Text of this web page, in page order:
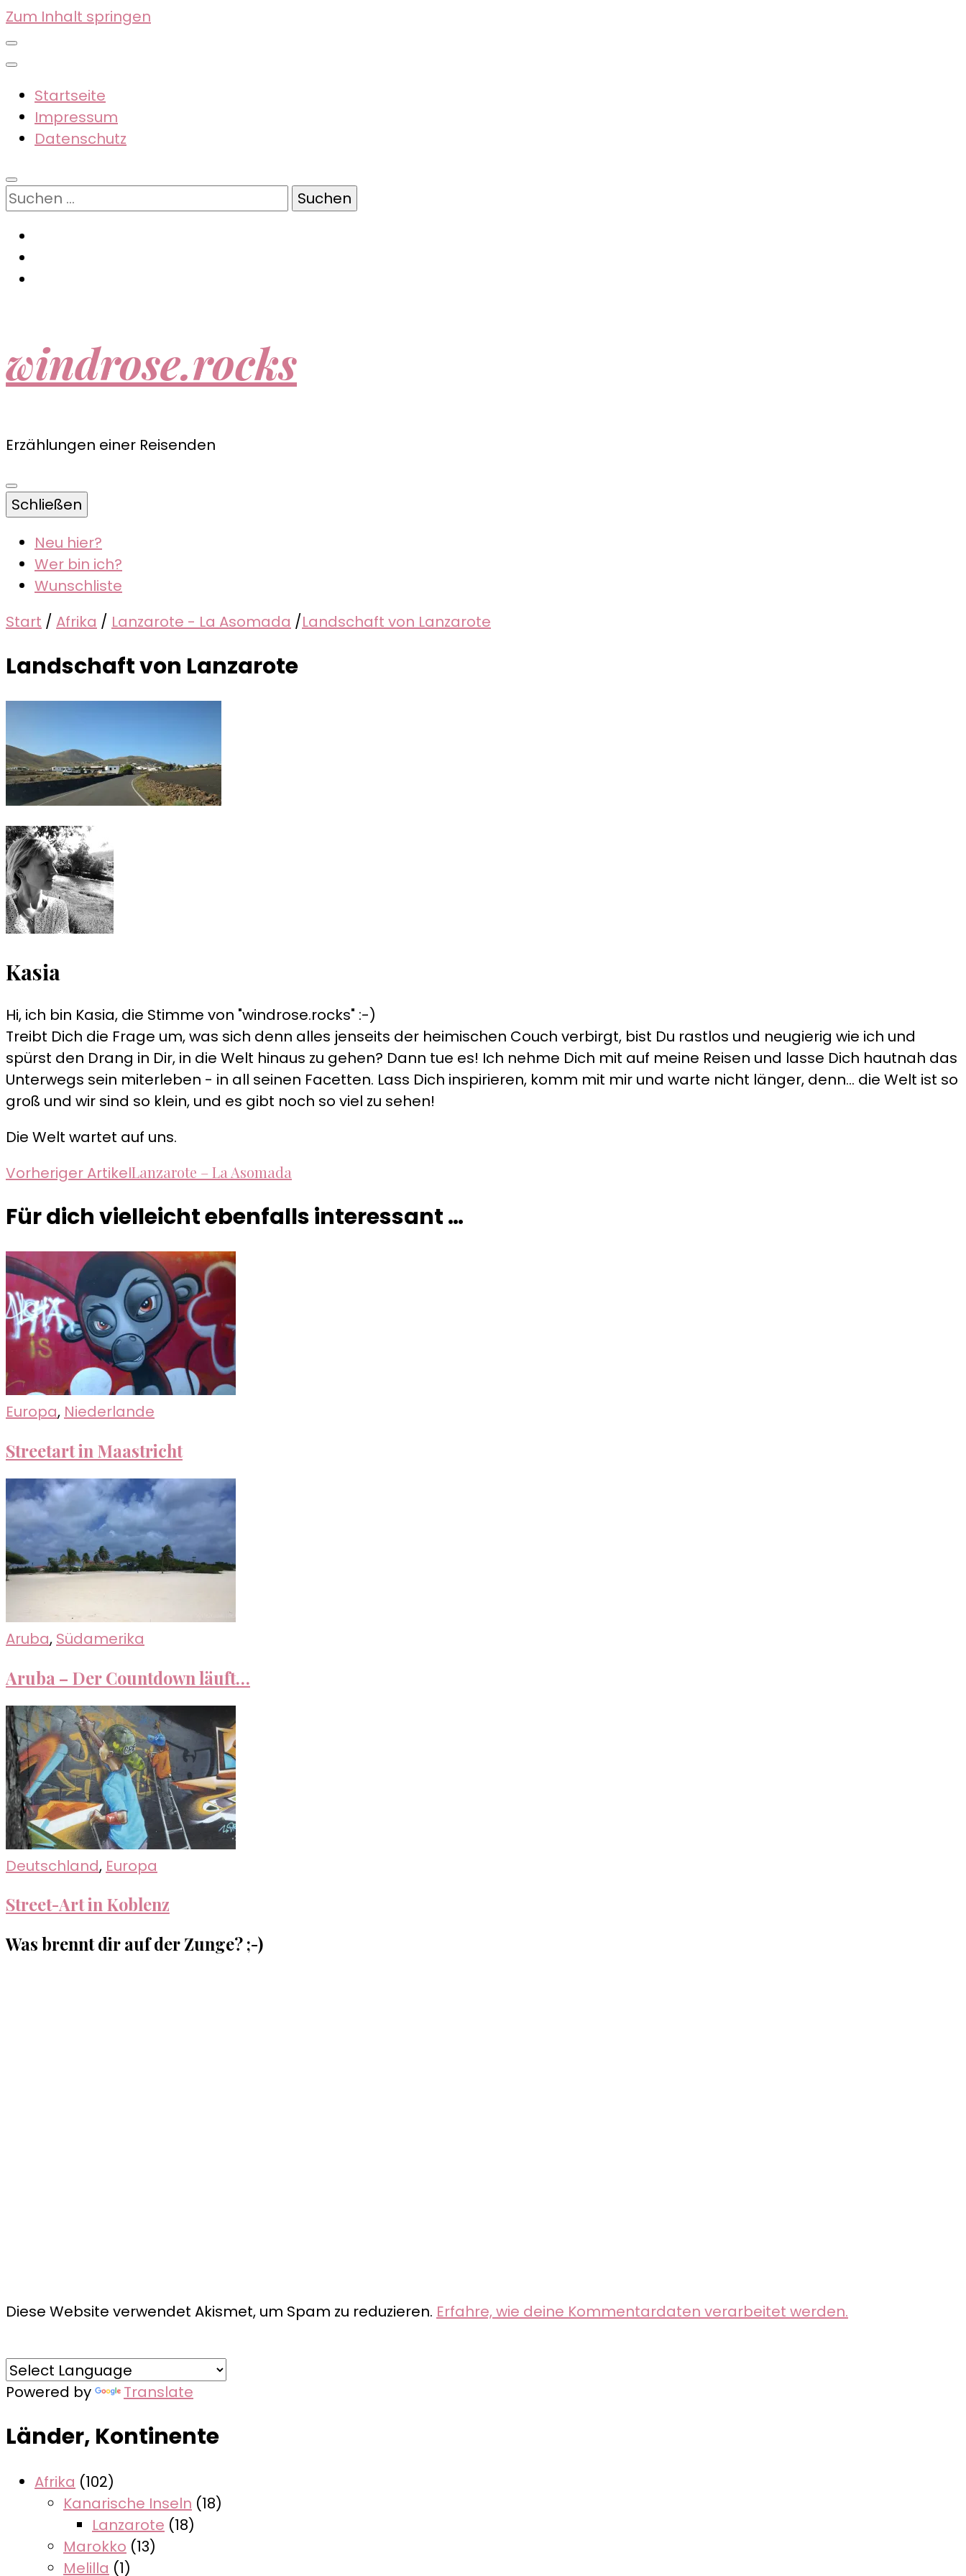
Zum Inhalt springen
Startseite
Impressum
Datenschutz
Suchen
nach:
windrose.rocks
Erzählungen einer Reisenden
Schließen
Neu hier?
Wer bin ich?
Wunschliste
Start / Afrika / Lanzarote - La Asomada /Landschaft von Lanzarote
Landschaft von Lanzarote
Kasia
Hi, ich bin Kasia, die Stimme von "windrose.rocks" :-)
Treibt Dich die Frage um, was sich denn alles jenseits der heimischen Couch verbirgt, bist Du rastlos und neugierig wie ich und
spürst den Drang in Dir, in die Welt hinaus zu gehen? Dann tue es! Ich nehme Dich mit auf meine Reisen und lasse Dich hautnah das
Unterwegs sein miterleben - in all seinen Facetten. Lass Dich inspirieren, komm mit mir und warte nicht länger, denn... die Welt ist so
groß und wir sind so klein, und es gibt noch so viel zu sehen!
Die Welt wartet auf uns.
Beitragsnavigation
Vorheriger ArtikelLanzarote – La Asomada
Für dich vielleicht ebenfalls interessant …
Europa, Niederlande
Streetart in Maastricht
Aruba, Südamerika
Aruba – Der Countdown läuft…
Deutschland, Europa
Street-Art in Koblenz
Was brennt dir auf der Zunge? ;-)
Diese Website verwendet Akismet, um Spam zu reduzieren. Erfahre, wie deine Kommentardaten verarbeitet werden.
Powered by Translate
Länder, Kontinente
Afrika (102)
Kanarische Inseln (18)
Lanzarote (18)
Marokko (13)
Melilla (1)